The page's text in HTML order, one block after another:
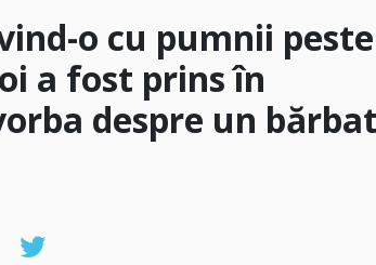
o cu pumnii peste
a fost prins în
despre un